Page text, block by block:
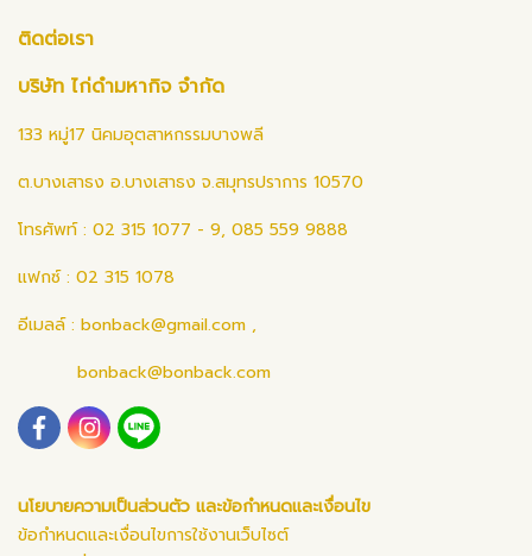
ติดต่อเรา
บริษัท ไก่ดำมหากิจ จำกัด
133 หมู่17 นิคมอุตสาหกรรมบางพลี
ต.บางเสาธง อ.บางเสาธง จ.สมุทรปราการ 10570
โทรศัพท์ : 02 315 1077 - 9, 085 559 9888
แฟกซ์ : 02 315 1078
อีเมลล์ : bonback@gmail.com ,
bonback@bonback.com
นโยบายความเป็นส่วนตัว และข้อกำหนดและเงื่อนไข
ข้อกำหนดและเงื่อนไขการใช้งานเว็บไซต์